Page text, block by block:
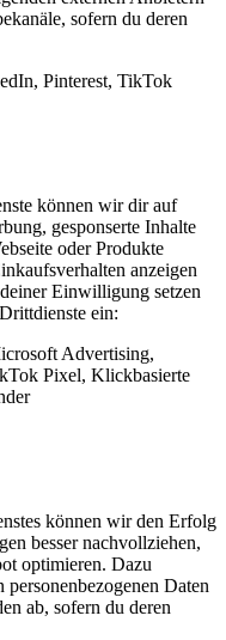
sofern du deren
Pinterest, TikTok
können wir dir auf
gesponserte Inhalte
oder Produkte
anzeigen
Einwilligung setzen
ein:
Advertising,
Pixel, Klickbasierte
können wir den Erfolg
besser nachvollziehen,
optimieren. Dazu
Daten
ab, sofern du deren